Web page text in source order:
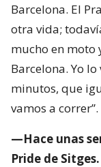
Barcelona. El
otra vida;
mucho en moto
Barcelona. Yo
minutos, que
vamos a correr”.
—Hace unas
Pride de